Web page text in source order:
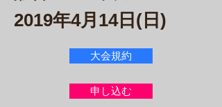
2019年4月14日(日)
大会規約
申し込む